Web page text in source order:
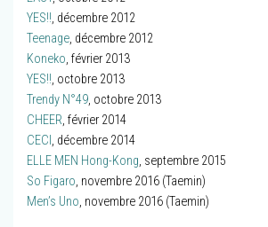
YES!!, décembre 2012
Teenage, décembre 2012
Koneko, février 2013
YES!!, octobre 2013
Trendy N°49, octobre 2013
CHEER, février 2014
CECI , décembre 2014
ELLE MEN Hong-Kong, septembre 2015
So Figaro, novembre 2016 (Taemin)
Men’s Uno, novembre 2016 (Taemin)